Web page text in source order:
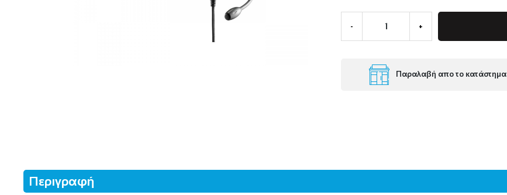
- +
Παραλαβή απο το κατάστημα
Περιγραφή